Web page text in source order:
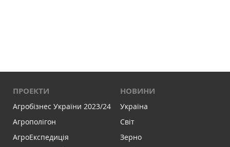
ПРОЕКТИ
Агробізнес України 2023/24
Агрополігон
АгроЕкспедиція
НОВИНИ
Україна
Світ
Зерно